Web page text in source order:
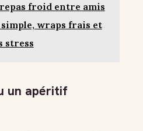
froid entre amis
wraps frais et
stress
un apéritif